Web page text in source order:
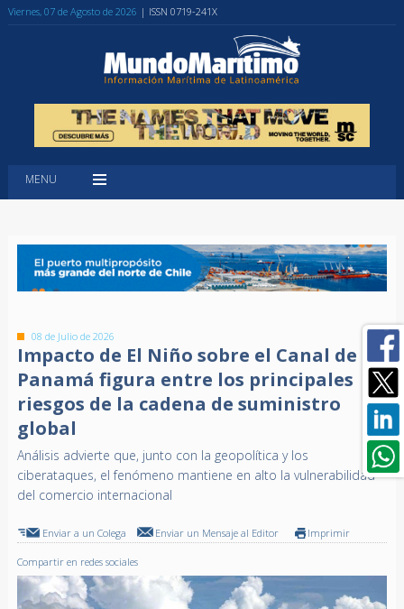
Viernes, 07 de Agosto de 2026 | ISSN 0719-241X
MENU
08 de Julio de 2026
Impacto de El Niño sobre el Canal de
Panamá figura entre los principales
riesgos de la cadena de suministro
global
Análisis advierte que, junto con la geopolítica y los
ciberataques, el fenómeno mantiene en alto la vulnerabilidad
del comercio internacional
Enviar a un Colega Enviar un Mensaje al Editor Imprimir
Compartir en redes sociales